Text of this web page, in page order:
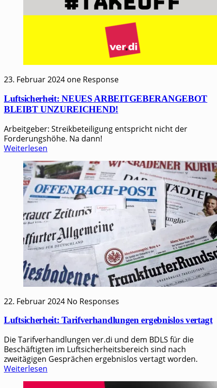
23. Februar 2024 one Response
Luftsicherheit: NEUES ARBEITGEBERANGEBOT
BLEIBT UNZUREICHEND!
Arbeitgeber: Streikbeteiligung entspricht nicht der
Forderungshöhe. Na dann!
Weiterlesen
22. Februar 2024 No Responses
Luftsicherheit: Tarifverhandlungen ergebnislos vertagt
Die Tarifverhandlungen ver.di und dem BDLS für die
Beschäftigten im Luftsicherheitsbereich sind nach
zweitägigen Gesprächen ergebnislos vertagt worden.
Weiterlesen